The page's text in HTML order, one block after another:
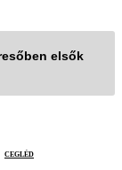
elsők
Cegléd